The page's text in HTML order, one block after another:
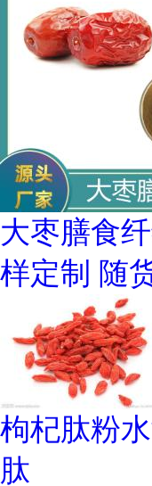
大枣膳食
样定制 随
枸杞肽粉
肽